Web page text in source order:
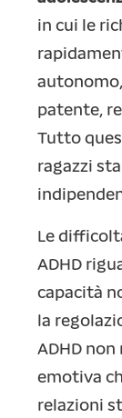
in cui le
patente,
Tutto
ragazzi
Le
ADHD
capacità
la
ADHD
emotiva
relazioni